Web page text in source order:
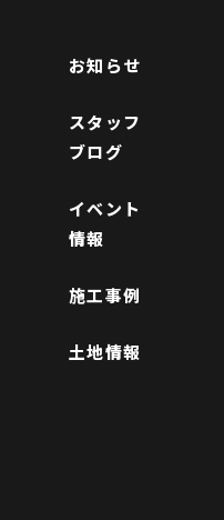
お知らせ
スタッフ
ブログ
イベント
情報
施工事例
土地情報